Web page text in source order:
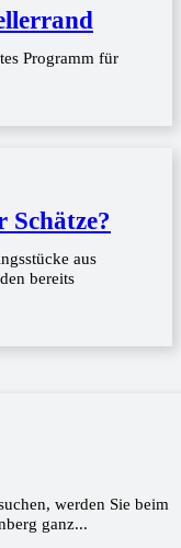
Programm für
Schätze?
aus
bereits
werden Sie beim
ganz...